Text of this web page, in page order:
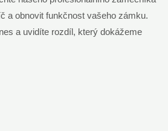
a obnovit funkčnost vašeho zámku.
a uvidíte rozdíl, který dokážeme